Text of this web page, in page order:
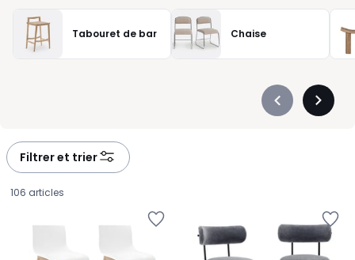
Tabouret de bar Chaise
Précédent
Filtrer et trier
106 articles